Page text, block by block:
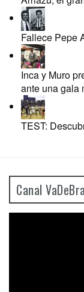
Fallece Pepe
Inca y Muro
ante una gala
TEST:
Canal